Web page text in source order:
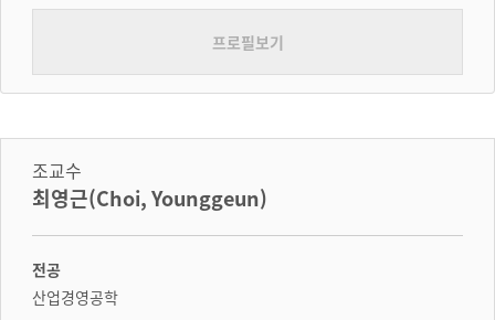
프로필보기
조교수
최영근(Choi, Younggeun)
전공
산업경영공학